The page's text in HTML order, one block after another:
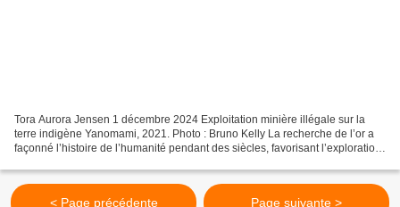
Tora Aurora Jensen 1 décembre 2024 Exploitation minière illégale sur la
terre indigène Yanomami, 2021. Photo : Bruno Kelly La recherche de l’or a
façonné l’histoire de l’humanité pendant des siècles, favorisant l’exploration,
< Page précédente Page suivante >